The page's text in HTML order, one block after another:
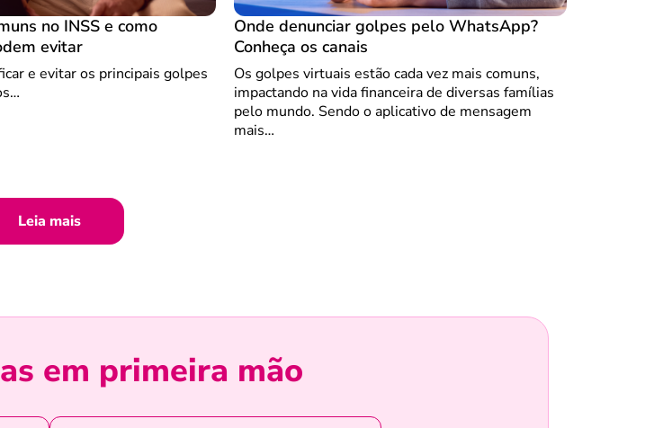
no INSS e como
evitar
e evitar os principais golpes
Onde denunciar golpes pelo WhatsApp?
Conheça os canais
Os golpes virtuais estão cada vez mais comuns,
impactando na vida financeira de diversas famílias
pelo mundo. Sendo o aplicativo de mensagem
mais…
Leia mais
em primeira mão